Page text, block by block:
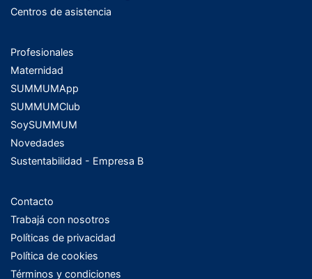
Centros de asistencia
Profesionales
Maternidad
SUMMUMApp
SUMMUMClub
SoySUMMUM
Novedades
Sustentabilidad - Empresa B
Contacto
Trabajá con nosotros
Políticas de privacidad
Política de cookies
Términos y condiciones